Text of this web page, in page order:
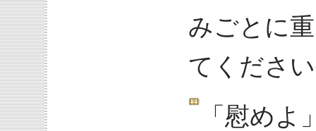
みごとに
てくださ
「慰め